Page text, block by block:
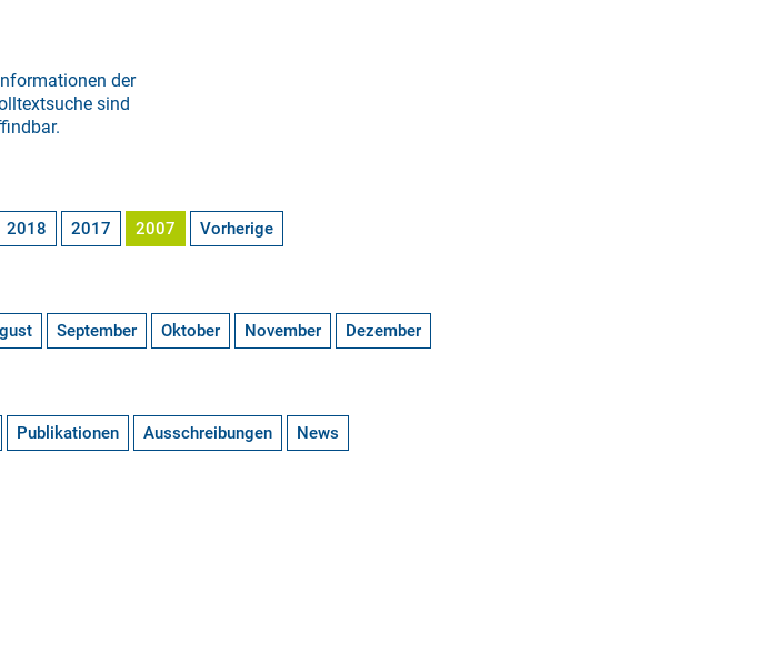
der
sind
2018 2017 2007 Vorherige
September Oktober November Dezember
Publikationen Ausschreibungen News